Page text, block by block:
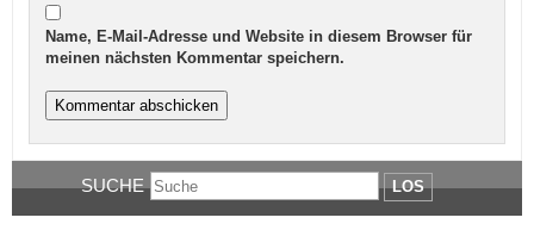
Name, E-Mail-Adresse und Website in diesem Browser für
meinen nächsten Kommentar speichern.
SUCHE LOS